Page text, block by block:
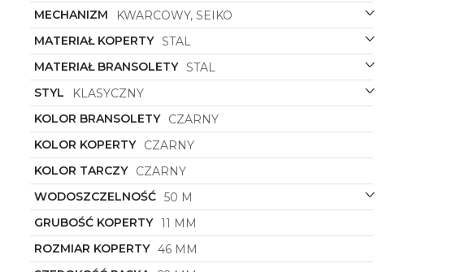
MECHANIZM
KWARCOWY, SEIKO
MATERIAŁ KOPERTY STAL
MATERIAŁ BRANSOLETY STAL
STYL
KLASYCZNY
KOLOR BRANSOLETY
CZARNY
KOLOR KOPERTY
CZARNY
KOLOR TARCZY
CZARNY
WODOSZCZELNOŚĆ 50 M
GRUBOŚĆ KOPERTY 11 MM
ROZMIAR KOPERTY 46 MM